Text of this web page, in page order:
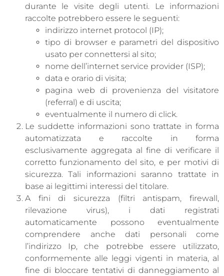
durante le visite degli utenti. Le informazioni
raccolte potrebbero essere le seguenti:
indirizzo internet protocol (IP);
tipo di browser e parametri del dispositivo
usato per connettersi al sito;
nome dell’internet service provider (ISP);
data e orario di visita;
pagina web di provenienza del visitatore
(referral) e di uscita;
eventualmente il numero di click.
Le suddette informazioni sono trattate in forma
automatizzata e raccolte in forma
esclusivamente aggregata al fine di verificare il
corretto funzionamento del sito, e per motivi di
sicurezza. Tali informazioni saranno trattate in
base ai legittimi interessi del titolare.
A fini di sicurezza (filtri antispam, firewall,
rilevazione virus), i dati registrati
automaticamente possono eventualmente
comprendere anche dati personali come
l’indirizzo Ip, che potrebbe essere utilizzato,
conformemente alle leggi vigenti in materia, al
fine di bloccare tentativi di danneggiamento al